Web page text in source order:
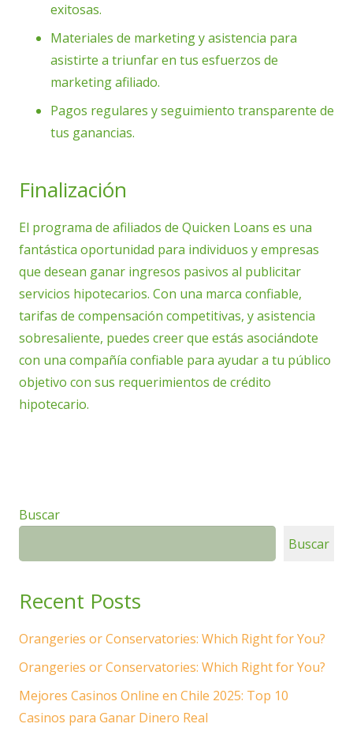
exitosas.
Materiales de marketing y asistencia para
asistirte a triunfar en tus esfuerzos de
marketing afiliado.
Pagos regulares y seguimiento transparente de
tus ganancias.
Finalización
El programa de afiliados de Quicken Loans es una
fantástica oportunidad para individuos y empresas
que desean ganar ingresos pasivos al publicitar
servicios hipotecarios. Con una marca confiable,
tarifas de compensación competitivas, y asistencia
sobresaliente, puedes creer que estás asociándote
con una compañía confiable para ayudar a tu público
objetivo con sus requerimientos de crédito
hipotecario.
Buscar
Buscar
Recent Posts
Orangeries or Conservatories: Which Right for You?
Orangeries or Conservatories: Which Right for You?
Mejores Casinos Online en Chile 2025: Top 10
Casinos para Ganar Dinero Real